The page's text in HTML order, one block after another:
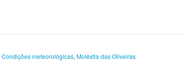
Condições meteorológicas, Moléstia das Oliveiras